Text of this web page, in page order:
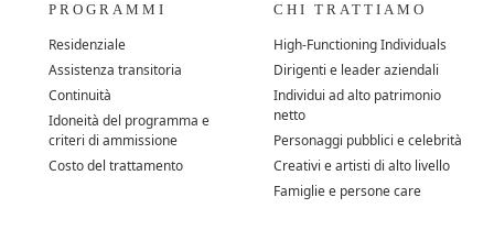
PROGRAMMI
Residenziale
Assistenza transitoria
Continuità
Idoneità del programma e
criteri di ammissione
Costo del trattamento
CHI TRATTIAMO
High-Functioning Individuals
Dirigenti e leader aziendali
Individui ad alto patrimonio
netto
Personaggi pubblici e celebrità
Creativi e artisti di alto livello
Famiglie e persone care